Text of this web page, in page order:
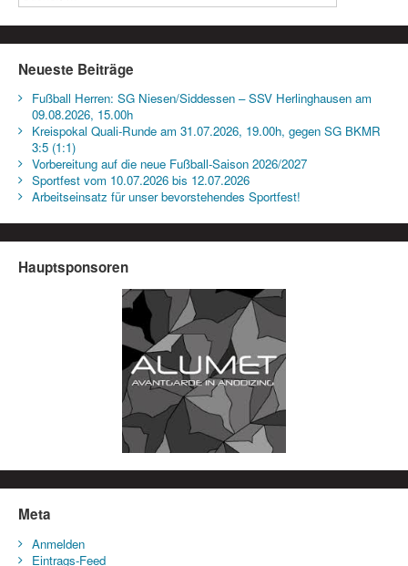
Neueste Beiträge
Fußball Herren: SG Niesen/Siddessen – SSV Herlinghausen am
09.08.2026, 15.00h
Kreispokal Quali-Runde am 31.07.2026, 19.00h, gegen SG BKMR
3:5 (1:1)
Vorbereitung auf die neue Fußball-Saison 2026/2027
Sportfest vom 10.07.2026 bis 12.07.2026
Arbeitseinsatz für unser bevorstehendes Sportfest!
Hauptsponsoren
Meta
Anmelden
Eintrags-Feed